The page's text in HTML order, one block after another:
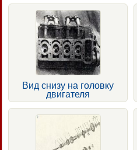
Вид снизу на головку
двигателя